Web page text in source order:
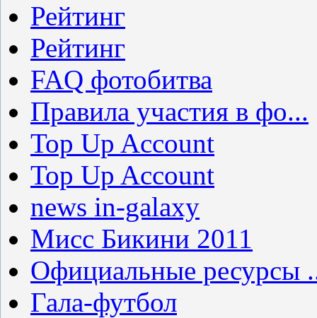
Рейтинг
Рейтинг
FAQ фотобитва
Правила участия в фо...
Top Up Account
Top Up Account
news in-galaxy
Мисс Бикини 2011
Официальные ресурсы
Гала-футбол